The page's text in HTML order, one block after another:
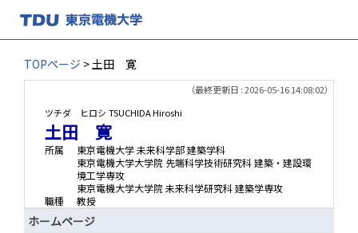
TOPページ > 土田 寛
（最終更新日 : 2026-05-16 14:08:02）
ツチダ ヒロシ TSUCHIDA Hiroshi
土田 寛
所属
東京電機大学 未来科学部 建築学科
東京電機大学大学院 先端科学技術研究科 建築・建設環
境工学専攻
東京電機大学大学院 未来科学研究科 建築学専攻
職種
教授
ホームページ